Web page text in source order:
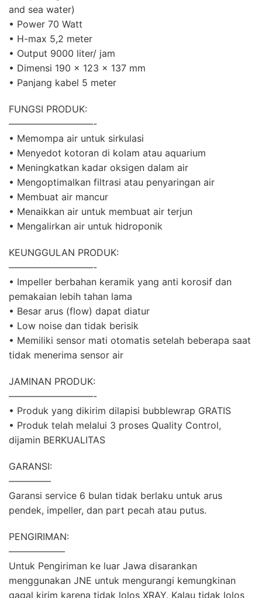
and sea water)
• Power 70 Watt
• H-max 5,2 meter
• Output 9000 liter/ jam
• Dimensi 190 x 123 x 137 mm
• Panjang kabel 5 meter
FUNGSI PRODUK:
—————————-
• Memompa air untuk sirkulasi
• Menyedot kotoran di kolam atau aquarium
• Meningkatkan kadar oksigen dalam air
• Mengoptimalkan filtrasi atau penyaringan air
• Membuat air mancur
• Menaikkan air untuk membuat air terjun
• Mengalirkan air untuk hidroponik
KEUNGGULAN PRODUK:
—————————-
• Impeller berbahan keramik yang anti korosif dan
pemakaian lebih tahan lama
• Besar arus (flow) dapat diatur
• Low noise dan tidak berisik
• Memiliki sensor mati otomatis setelah beberapa saat
tidak menerima sensor air
JAMINAN PRODUK:
—————————-
• Produk yang dikirim dilapisi bubblewrap GRATIS
• Produk telah melalui 3 proses Quality Control,
dijamin BERKUALITAS
GARANSI:
————–
Garansi service 6 bulan tidak berlaku untuk arus
pendek, impeller, dan part pecah atau putus.
PENGIRIMAN:
——————
Untuk Pengiriman ke luar Jawa disarankan
menggunakan JNE untuk mengurangi kemungkinan
gagal kirim karena tidak lolos XRAY. Kalau tidak lolos